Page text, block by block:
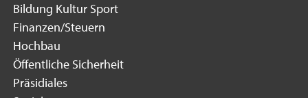
Bildung Kultur Sport
Finanzen/Steuern
Hochbau
Öffentliche Sicherheit
Präsidiales